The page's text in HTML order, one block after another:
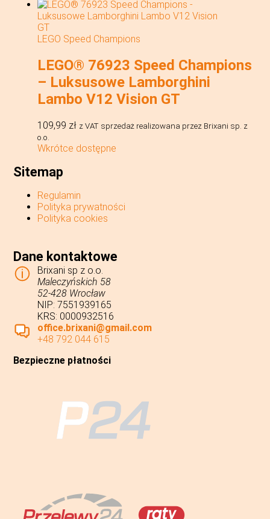
LEGO Speed Champions
LEGO® 76923 Speed Champions
– Luksusowe Lamborghini
Lambo V12 Vision GT
109,99 zł z VAT sprzedaż realizowana przez Brixani sp. z
o.o.
Wkrótce dostępne
Sitemap
Regulamin
Polityka prywatności
Polityka cookies
Dane kontaktowe
Brixani sp z o.o.
Maleczyńskich 58
52-428 Wrocław
NIP: 7551939165
KRS: 0000932516
office.brixani@gmail.com
+48 792 044 615
Bezpieczne płatności